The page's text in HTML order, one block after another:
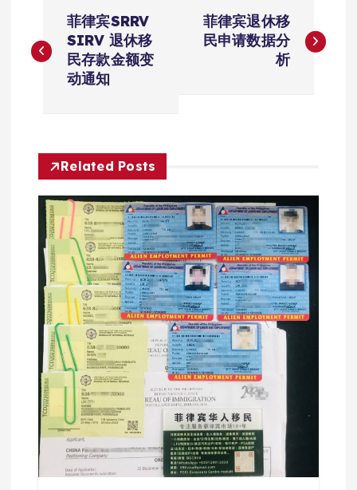
章
菲律宾SRRV
SIRV 退休移
民存款金额变
动通知
菲律宾退休移
民申请数据分
析
Related Posts